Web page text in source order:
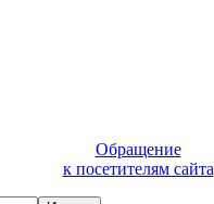
Обращение
к посетителям сайта